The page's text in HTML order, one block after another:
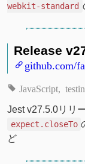
webkit-standard
Release
github.com/
JavaScript
Jest v27.5.0リリ
expect.closeTo
ど